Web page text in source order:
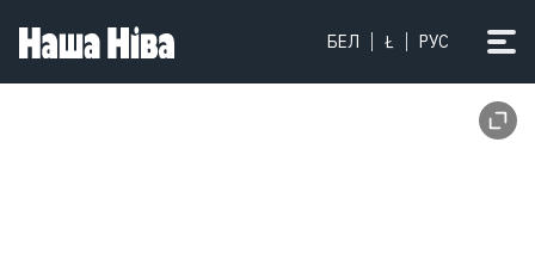
БЕЛ Ł РУС